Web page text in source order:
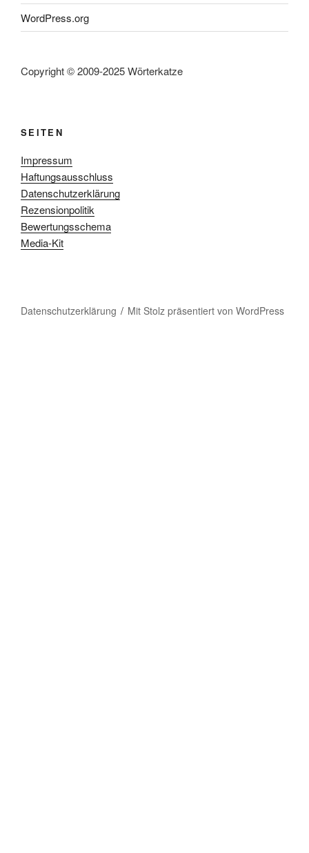
WordPress.org
Copyright © 2009-2025 Wörterkatze
SEITEN
Impressum
Haftungsausschluss
Datenschutzerklärung
Rezensionpolitik
Bewertungsschema
Media-Kit
Datenschutzerklärung Mit Stolz präsentiert von WordPress